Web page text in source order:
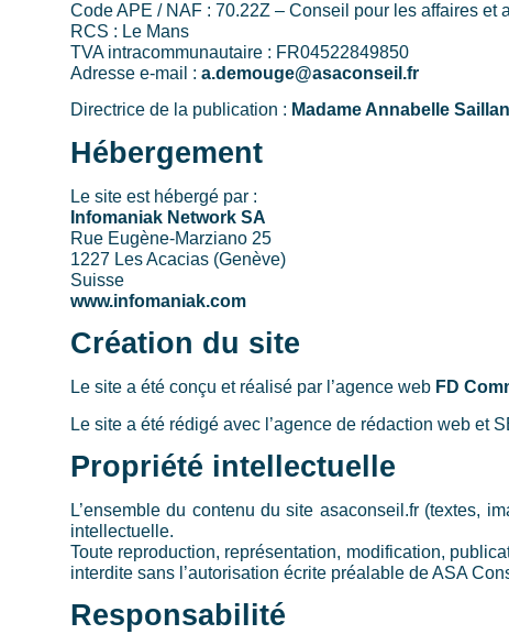
Code APE / NAF : 70.22Z – Conseil pour les affaires et
RCS : Le Mans
TVA intracommunautaire : FR04522849850
Adresse e-mail : a.demouge@asaconseil.fr
Directrice de la publication : Madame Annabelle
Hébergement
Le site est hébergé par :
Infomaniak Network SA
Rue Eugène-Marziano 25
1227 Les Acacias (Genève)
Suisse
www.infomaniak.com
Création du site
Le site a été conçu et réalisé par l’agence web FD
Le site a été rédigé avec l’agence de rédaction web et
Propriété intellectuelle
L’ensemble du contenu du site asaconseil.fr (textes,
intellectuelle.
Toute reproduction, représentation, modification,
interdite sans l’autorisation écrite préalable de ASA
Responsabilité